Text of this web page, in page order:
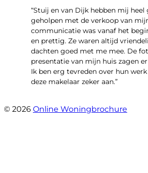
“Stuij en van Dijk hebben mij heel
geholpen met de verkoop van
communicatie was vanaf het
en prettig. Ze waren altijd
dachten goed met me mee. De
presentatie van mijn huis zagen
Ik ben erg tevreden over hun werk
deze makelaar zeker aan.”
© 2026 Online Woningbrochure